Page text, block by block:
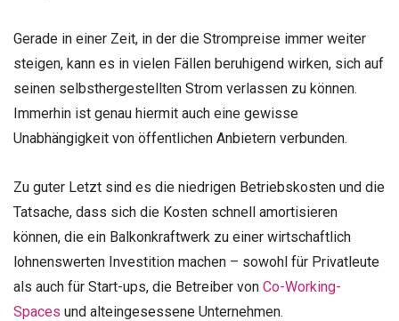
Gerade in einer Zeit, in der die Strompreise immer weiter
steigen, kann es in vielen Fällen beruhigend wirken, sich auf
seinen selbsthergestellten Strom verlassen zu können.
Immerhin ist genau hiermit auch eine gewisse
Unabhängigkeit von öffentlichen Anbietern verbunden.
Zu guter Letzt sind es die niedrigen Betriebskosten und die
Tatsache, dass sich die Kosten schnell amortisieren
können, die ein Balkonkraftwerk zu einer wirtschaftlich
lohnenswerten Investition machen – sowohl für Privatleute
als auch für Start-ups, die Betreiber von Co-Working-
Spaces und alteingesessene Unternehmen.